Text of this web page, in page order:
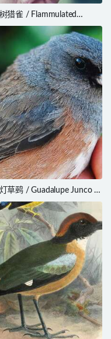
猎雀 / Flammulated
/ Thripadectes
草鹀 / Guadalupe Junco /
insularis